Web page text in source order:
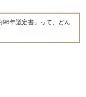
96年議定書」って、どん